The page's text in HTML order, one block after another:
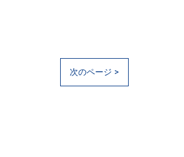
次のページ >